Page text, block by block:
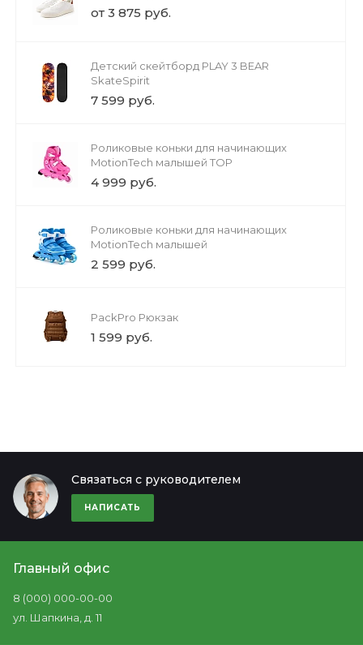
от 3 875 руб.
Детский скейтборд PLAY 3 BEAR
SkateSpirit
7 599 руб.
Роликовые коньки для начинающих
MotionTech малышей TOP
4 999 руб.
Роликовые коньки для начинающих
MotionTech малышей
2 599 руб.
PackPro Рюкзак
1 599 руб.
Связаться с руководителем
НАПИСАТЬ
Главный офис
8 (000) 000-00-00
ул. Шапкина, д. 11